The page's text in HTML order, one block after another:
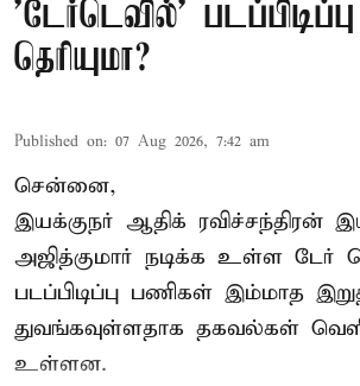
'டேர்டெவில்'
தெரியுமா?
Published on: 07 Aug 2026, 7:42 am
சென்னை,
இயக்குநர் ஆதிக் ரவிச்சந்திரன்
அஜித்குமார் நடிக்க உள்ள டேர்
படப்பிடிப்பு பணிகள் இம்மாத
துவங்கவுள்ளதாக தகவல்கள்
உள்ளன.